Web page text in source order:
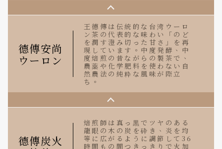
德傳安尚
ウーロン
王德傳は伝統的な台湾ウーロ
ン茶の代表的な味わい「のど
を潤す澄み切った甘さ」を再
現しています。中度発酵、中
度焙煎の昔ながらの製茶で、
農薬や化学肥料を使わない自
然農法の純粋な風味が際立
ち。
德傳炭火
焙煎師は真っ黒でツヤのある
龍眼の木の炭を砕き、炎を均
等に広がるように調節して36
時間もの間つきっきりで火加